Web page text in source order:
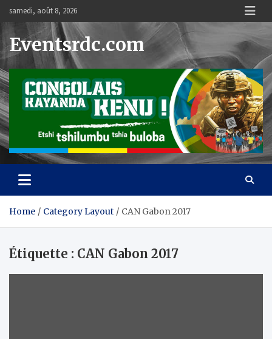
content
samedi, août 8, 2026
Eventsrdc.com
Home Category Layout CAN Gabon 2017
Étiquette : CAN Gabon 2017